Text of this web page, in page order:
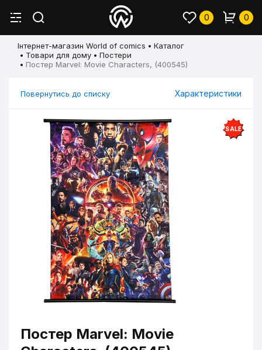
0 0
Інтернет-магазин World of comics
Каталог
Товари для дому
Постери
Постер Marvel: Movie Characters, (400545)
Повернутись до списку Характеристики
SALE
Постер Marvel: Movie